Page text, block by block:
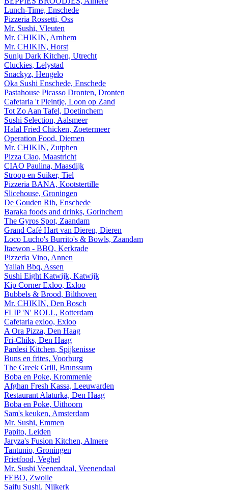
Lunch-Time, Enschede
Pizzeria Rossetti, Oss
Mr. Sushi, Vleuten
Mr. CHIKIN, Arnhem
Mr. CHIKIN, Horst
Sunju Dark Kitchen, Utrecht
Cluckies, Lelystad
Snackyz, Hengelo
Oka Sushi Enschede, Enschede
Pastahouse Picasso Dronten, Dronten
Cafetaria 't Pleintje, Loon op Zand
Tot Zo Aan Tafel, Doetinchem
Sushi Selection, Aalsmeer
Halal Fried Chicken, Zoetermeer
Operation Food, Diemen
Mr. CHIKIN, Zutphen
Pizza Ciao, Maastricht
CIAO Paulina, Maasdijk
Stroop en Suiker, Tiel
Pizzeria BANA, Kootstertille
Slicehouse, Groningen
De Gouden Rib, Enschede
Baraka foods and drinks, Gorinchem
The Gyros Spot, Zaandam
Grand Café Hart van Dieren, Dieren
Loco Lucho's Burrito's & Bowls, Zaandam
Itaewon - BBQ, Kerkrade
Pizzeria Vino, Annen
Yallah Bbq, Assen
Sushi Eight Katwijk, Katwijk
Kip Corner Exloo, Exloo
Bubbels & Brood, Bilthoven
Mr. CHIKIN, Den Bosch
FLIP 'N' ROLL, Rotterdam
Cafetaria exloo, Exloo
A Ora Pizza, Den Haag
Fri-Chiks, Den Haag
Pardesi Kitchen, Spijkenisse
Buns en frites, Voorburg
The Greek Grill, Brunssum
Boba en Poke, Krommenie
Afghan Fresh Kassa, Leeuwarden
Restaurant Alaturka, Den Haag
Boba en Poke, Uithoorn
Sam's keuken, Amsterdam
Mr. Sushi, Emmen
Papito, Leiden
Jaryza's Fusion Kitchen, Almere
Tantunio, Groningen
Frietfood, Veghel
Mr. Sushi Veenendaal, Veenendaal
FEBO, Zwolle
Saifu Sushi, Nijkerk